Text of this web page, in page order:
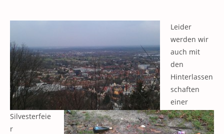
Leider
werden wir
auch mit
den
Hinterlassen
schaften
einer
Silvesterfeie
r